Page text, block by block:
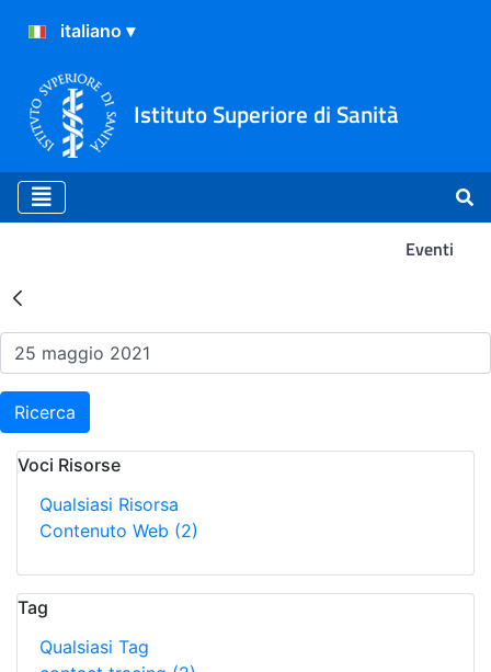
Istituto Superiore di Sanità
Eventi
Risultati della Ricerca -
Ricerca
Voci Risorse
Qualsiasi Risorsa
Contenuto Web (2)
Tag
Qualsiasi Tag